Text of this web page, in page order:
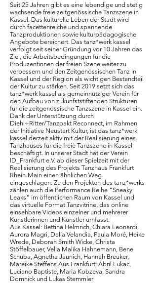
Seit 25 Jahren gibt es eine lebendige und stetig
wachsende freie zeitgenössische Tanzszene in
Kassel. Das kulturelle Leben der Stadt wird
durch facettenreiche und spannende
Tanzproduktionen sowie kulturpädagogische
Angebote bereichert. Das tanz*werk kassel
verfolgt seit seiner Gründung vor 10 Jahren das
Ziel, die Arbeitsbedingungen für die
Produzentinnen der freien Szene weiter zu
verbessern und den Zeitgenössischen Tanz in
Kassel und der Region als wichtigen Bestandteil
der Kultur zu stärken. Seit 2019 setzt sich das
tanz*werk kassel als gemeinnütziger Verein für
den Aufbau von zukunfststiftenden Strukturen
für die zeitgenössische Tanzszene in Kassel ein.
Dank der Unterstützung durch
Diehl+Ritter/Tanzpakt Reconnect, im Rahmen
der Initiative Neustart Kultur, ist das tanz*werk
kassel derzeit aktiv mit der Realisierung eines
Tanzhauses für die freie Tanzszene in Kassel
beschäftigt. In unserer Stadt hat der Verein
ID_Frankfurt e.V. ab dieser Spielzeit mit der
Realisierung des Projekts Tanzhaus Frankfurt
Rhein-Main einen ähnlichen Weg
eingeschlagen. Zu den Projekten des tanz*werks
zählen auch die Performance Reihe "Sneaky
Leaks" im öffentlichen Raum von Kassel und
das virtuelle Format Tanzvitrine, das online
einsehbare Videos einzelner und mehrerer
Künstlerinnen und Künstler umfasst.
Aus Kassel: Bettina Helmrich, Chiara Leonardi,
Aurora Magrì, Dalia Velandia, Paula Moré, Heike
Wrede, Deborah Smith Wicke, Christa
Stöffelbauer, Velia Malika Hahnemann, Bene
Schuba, Agnetha Jaunich, Hannah Breuker,
Mareike Steffens Aus Frankfurt: Abril Lukac,
Luciano Baptiste, Maria Kobzeva, Sandra
Domnick und Lukas Stemmler